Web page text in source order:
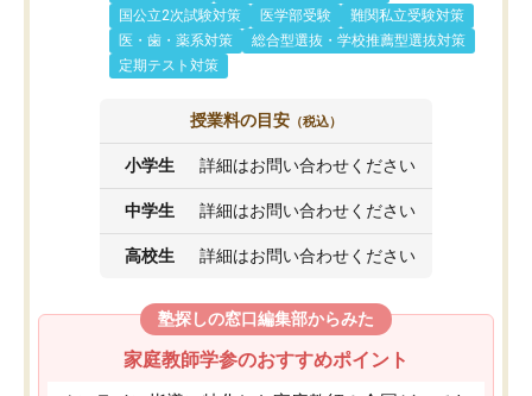
国公立2次試験対策
医学部受験
難関私立受験対策
医・歯・薬系対策
総合型選抜・学校推薦型選抜対策
定期テスト対策
授業料の目安 （税込）
小学生 詳細はお問い合わせください
中学生 詳細はお問い合わせください
高校生 詳細はお問い合わせください
塾探しの窓口編集部からみた
家庭教師学参のおすすめポイント